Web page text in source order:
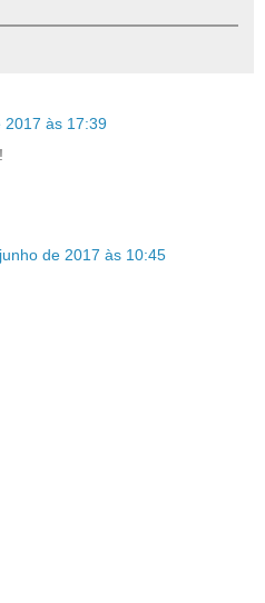
2017 às 17:39
de 2017 às 10:45